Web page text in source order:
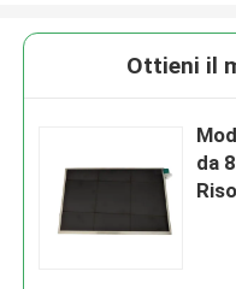
Ottieni il
da